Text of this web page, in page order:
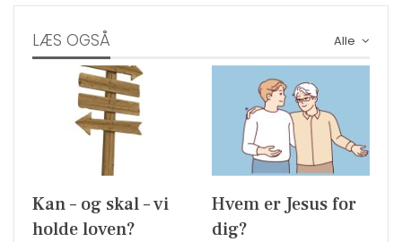
Alle
LÆS OGSÅ
Kan – og skal – vi
holde loven?
Hvem er Jesus for
dig?